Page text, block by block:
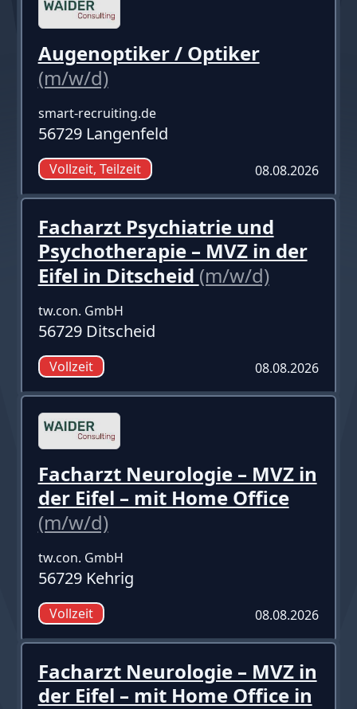
Augenoptiker / Optiker
(m/w/d)
smart-recruiting.de
56729 Langenfeld
Vollzeit, Teilzeit 08.08.2026
Facharzt Psychiatrie und
Psychotherapie – MVZ in der
Eifel in Ditscheid (m/w/d)
tw.con. GmbH
56729 Ditscheid
Vollzeit 08.08.2026
Facharzt Neurologie – MVZ in
der Eifel – mit Home Office
(m/w/d)
tw.con. GmbH
56729 Kehrig
Vollzeit 08.08.2026
Facharzt Neurologie – MVZ in
der Eifel – mit Home Office in